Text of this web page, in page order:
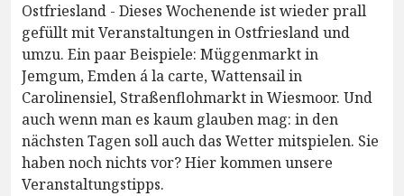
Ostfriesland - Dieses Wochenende ist wieder prall
gefüllt mit Veranstaltungen in Ostfriesland und
umzu. Ein paar Beispiele: Müggenmarkt in
Jemgum, Emden á la carte, Wattensail in
Carolinensiel, Straßenflohmarkt in Wiesmoor. Und
auch wenn man es kaum glauben mag: in den
nächsten Tagen soll auch das Wetter mitspielen. Sie
haben noch nichts vor? Hier kommen unsere
Veranstaltungstipps.